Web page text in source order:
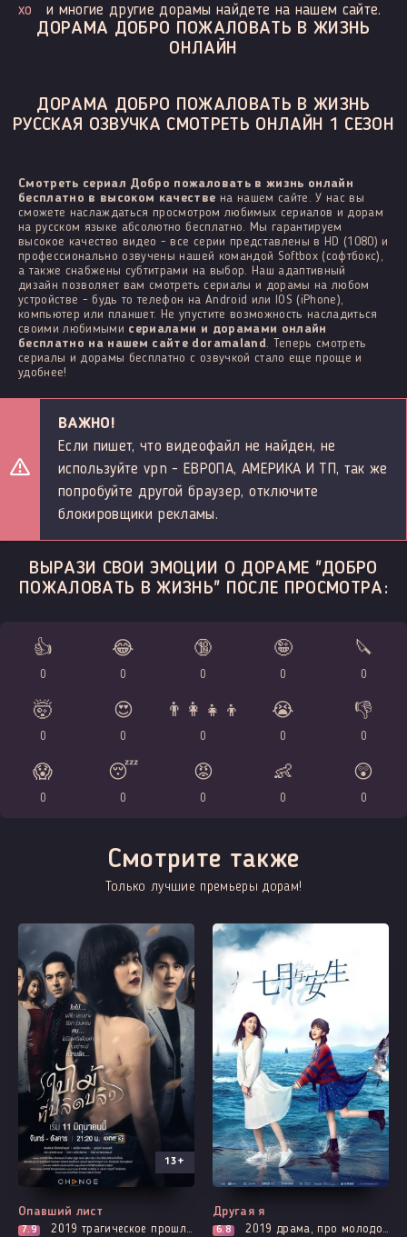
хо
и многие другие дорамы найдете на нашем сайте.
ДОРАМА ДОБРО ПОЖАЛОВАТЬ В ЖИЗНЬ
ОНЛАЙН
ДОРАМА ДОБРО ПОЖАЛОВАТЬ В ЖИЗНЬ
РУССКАЯ ОЗВУЧКА СМОТРЕТЬ ОНЛАЙН 1 СЕЗОН
Смотреть сериал Добро пожаловать в жизнь онлайн
бесплатно в высоком качестве на нашем сайте. У нас вы
сможете наслаждаться просмотром любимых сериалов и дорам
на русском языке абсолютно бесплатно. Мы гарантируем
высокое качество видео - все серии представлены в HD (1080) и
профессионально озвучены нашей командой Softbox (софтбокс),
а также снабжены субтитрами на выбор. Наш адаптивный
дизайн позволяет вам смотреть сериалы и дорамы на любом
устройстве - будь то телефон на Android или IOS (iPhone),
компьютер или планшет. Не упустите возможность насладиться
своими любимыми сериалами и дорамами онлайн
бесплатно на нашем сайте doramaland . Теперь смотреть
сериалы и дорамы бесплатно с озвучкой стало еще проще и
удобнее!
ВАЖНО!
Если пишет, что видеофайл не найден, не
используйте vpn - ЕВРОПА, АМЕРИКА И ТП, так же
попробуйте другой браузер, отключите
блокировщики рекламы.
ВЫРАЗИ СВОИ ЭМОЦИИ О ДОРАМЕ "ДОБРО
ПОЖАЛОВАТЬ В ЖИЗНЬ" ПОСЛЕ ПРОСМОТРА:
👍
0
😂
0
🔞
0
🤪
0
🔪
0
🤯
0
😍
0
👨‍👩‍👧‍👦
0
😭
0
👎
0
😱
0
😴
0
😡
0
👶
0
😲
0
Смотрите также
Только лучшие премьеры дорам!
Все серии
13+
Опавший лист
7.9 2019 трагическое прошлое, мелодрама, романтика
Выходит - 25 Серия
Другая я
6.8 2019 драма, про молодость и любовь, романтика